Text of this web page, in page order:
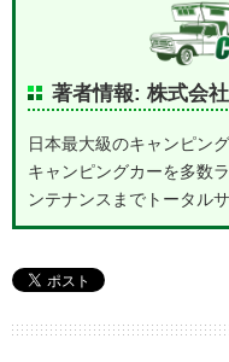
著者情報: 株式会
日本最大級のキャンピン
キャンピングカーを多数
ンテナンスまでトータル